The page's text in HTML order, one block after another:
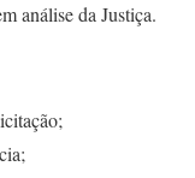
análise da Justiça.